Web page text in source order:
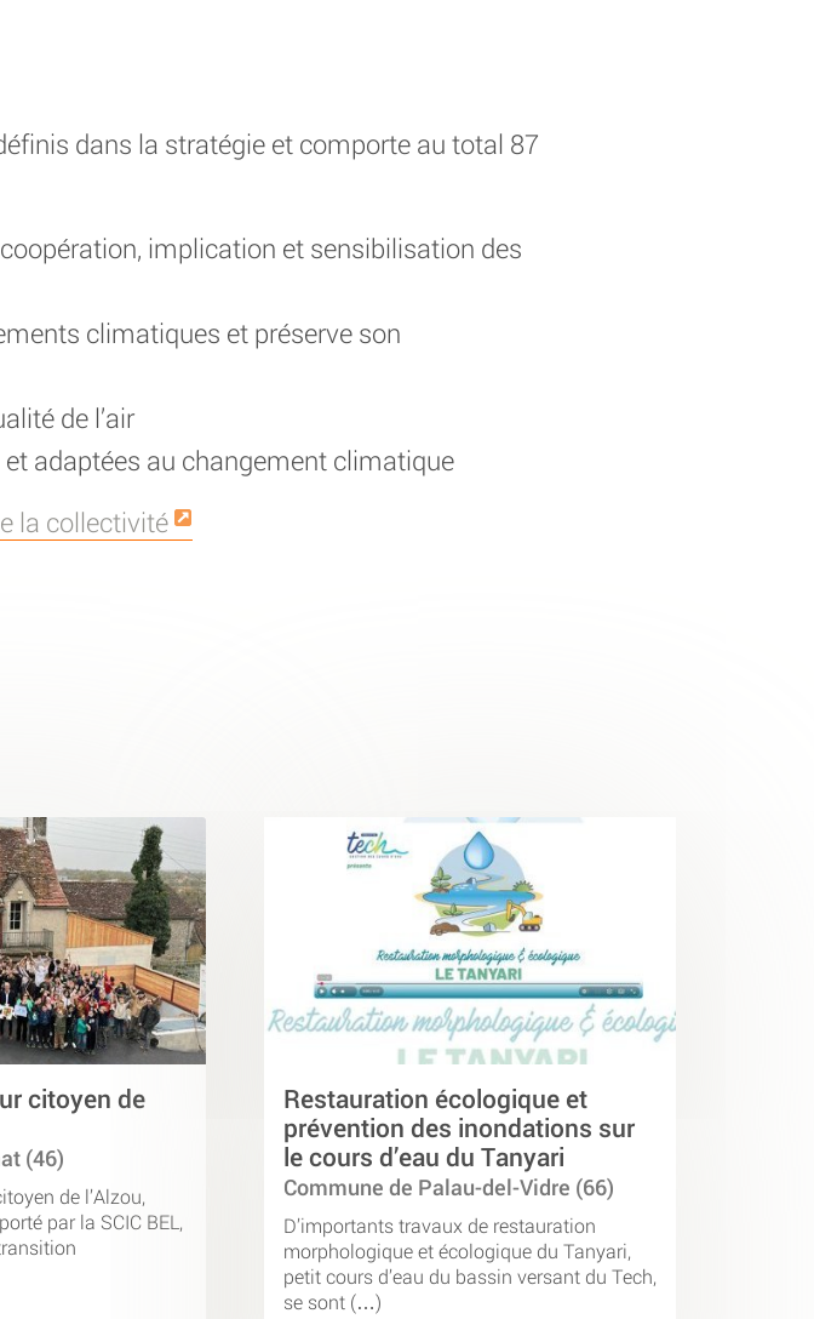
dans la stratégie et comporte au total 87
implication et sensibilisation des
climatiques et préserve son
de l’air
adaptées au changement climatique
la collectivité
citoyen de
(46)
de l’Alzou,
par la SCIC BEL,
Restauration écologique et
prévention des inondations sur
le cours d’eau du Tanyari
Commune de Palau-del-Vidre (66)
D’importants travaux de restauration
morphologique et écologique du Tanyari,
petit cours d’eau du bassin versant du Tech,
se sont (…)